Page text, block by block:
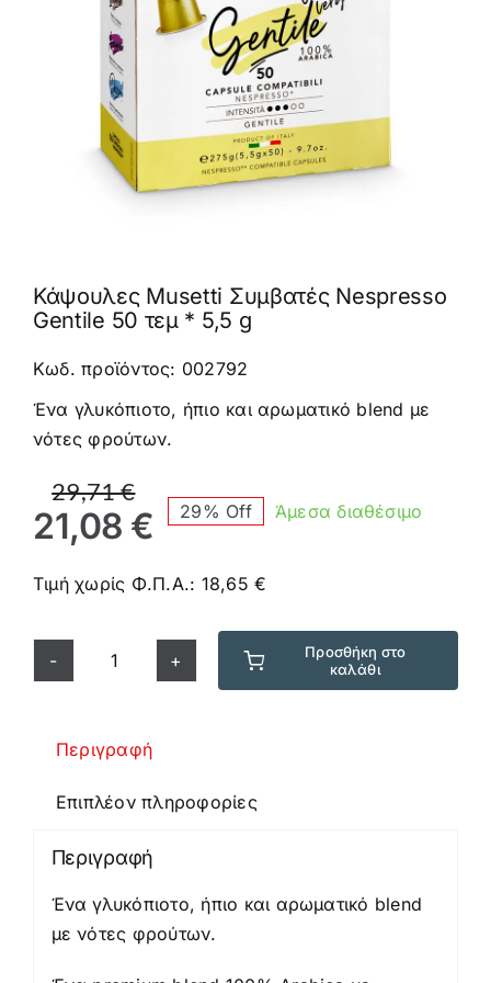
Εξοπλισμός
Κάψουλες Musetti Συμβατές Nespresso
Gentile 50 τεμ * 5,5 g
Κωδ. προϊόντος: 002792
Ένα γλυκόπιοτο, ήπιο και αρωματικό blend με
νότες φρούτων.
29,71€
Original
price
was:
21,08 €
Η
τρέχουσα
τιμή
21,08 €.
29% Off Άμεσα διαθέσιμο
Τιμή χωρίς Φ.Π.Α.: 18,65 €
Κάψουλες
Nespresso
Gentile
τεμ
5,5
g
Προσθήκη στο
καλάθι
Περιγραφή
Επιπλέον πληροφορίες
Περιγραφή
Ένα γλυκόπιοτο, ήπιο και αρωματικό blend
με νότες φρούτων.